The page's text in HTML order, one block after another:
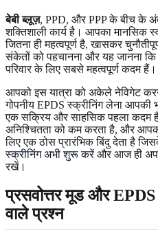
बेबी ब्लूज़, PPD, और PPP के बीच के
शक्तिशाली कार्य है। आपका मानसिक
जितना ही महत्वपूर्ण है, खासकर
संकेतों को पहचानना और यह जानना
परिवार के लिए सबसे महत्वपूर्ण कदम हैं।
आपको इस यात्रा को अकेले नेविगेट
गोपनीय EPDS स्क्रीनिंग लेना आपकी
एक सक्रिय और साहसिक पहला कदम
अनिश्चितता को कम करता है, और
लिए एक ठोस प्रारंभिक बिंदु देता है
स्क्रीनिंग अभी शुरू करेंऔर आज ही अपने
रखें।
प्रसवोत्तर मूड और
वाले प्रश्न